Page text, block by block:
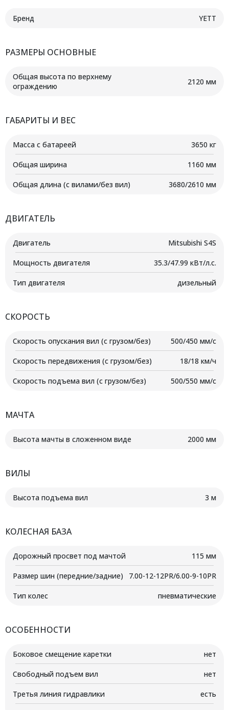
Бренд YETT
РАЗМЕРЫ ОСНОВНЫЕ
Общая высота по верхнему
ограждению
2120 мм
ГАБАРИТЫ И ВЕС
Масса с батареей 3650 кг
Общая ширина 1160 мм
Общая длина (с вилами/без вил) 3680/2610 мм
ДВИГАТЕЛЬ
Двигатель Mitsubishi S4S
Мощность двигателя 35.3/47.99 кВт/л.с.
Тип двигателя дизельный
СКОРОСТЬ
Скорость опускания вил (с грузом/без) 500/450 мм/с
Скорость передвижения (с грузом/без) 18/18 км/ч
Скорость подъема вил (с грузом/без) 500/550 мм/с
МАЧТА
Высота мачты в сложенном виде 2000 мм
ВИЛЫ
Высота подъема вил 3 м
КОЛЕСНАЯ БАЗА
Дорожный просвет под мачтой 115 мм
Размер шин (передние/задние) 7.00-12-12PR/6.00-9-10PR
Тип колес пневматические
ОСОБЕННОСТИ
Боковое смещение каретки нет
Свободный подъем вил нет
Третья линия гидравлики есть